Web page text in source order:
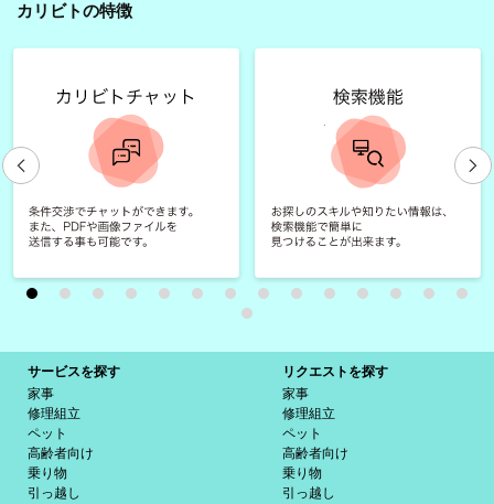
カリビトの特徴
サービスを探す
家事
修理組立
ペット
高齢者向け
乗り物
引っ越し
リクエストを探す
家事
修理組立
ペット
高齢者向け
乗り物
引っ越し